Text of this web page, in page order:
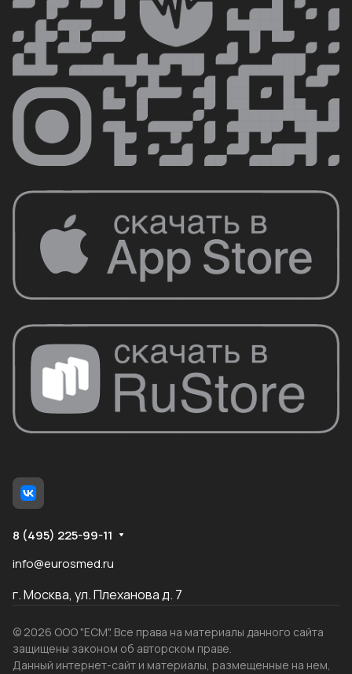
8 (495) 225-99-11
info@eurosmed.ru
г. Москва, ул. Плеханова д. 7
© 2026 ООО "ЕСМ". Все права на материалы данного сайта
защищены законом об авторском праве.
Данный интернет-сайт и материалы, размещенные на нем,